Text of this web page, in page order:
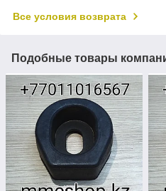
Все условия возврата
Подобные товары